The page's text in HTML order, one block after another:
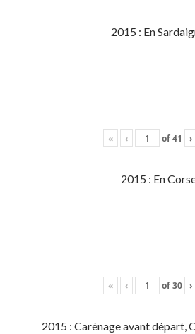
2015 : En
« ‹ of41 ›
2015 : En
« ‹ of30 ›
2015 : Carénage avant départ,